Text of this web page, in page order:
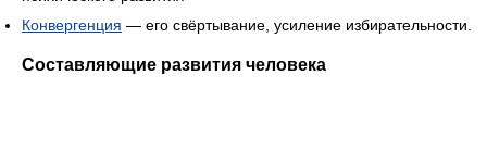
Конвергенция — его свёртывание, усиление избирательности.
Составляющие развития человека